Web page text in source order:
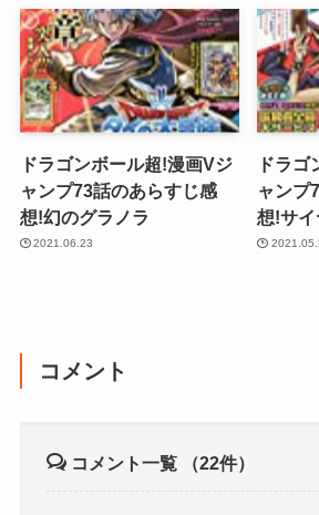
ドラゴンボール超!漫画Vジ
ャンプ73話のあらすじ感
想!幻のグラノラ
2021.06.23
ドラゴ
ャンプ
想!サ
コメント
コメント一覧 （22件）